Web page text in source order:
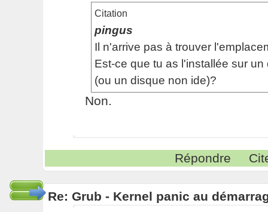
Citation
pingus
Il n'arrive pas à trouver
Est-ce que tu as l'installée sur un
(ou un disque non ide)?
Non.
Répondre
Re: Grub - Kernel panic au